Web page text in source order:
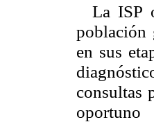
La ISP
población
en sus
consultas